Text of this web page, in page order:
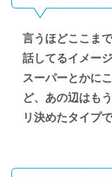
言うほどここま
話してるイメー
スーパーとかに
ど、あの辺はも
リ決めたタイプ